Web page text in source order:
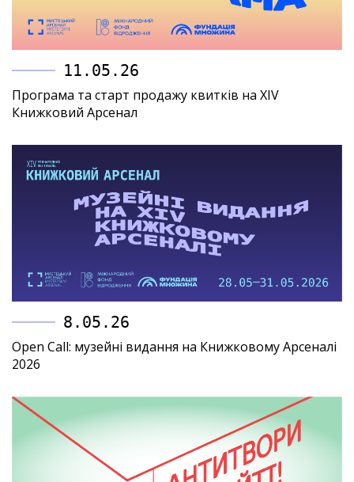
11.05.26
Програма та старт продажу квитків на XIV
Книжковий Арсенал
8.05.26
Open Call: музейні видання на Книжковому Арсеналі
2026